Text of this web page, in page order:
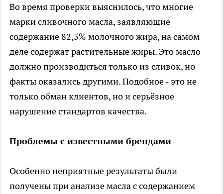
Во время проверки выяснилось, что многие
марки сливочного масла, заявляющие
содержание 82,5% молочного жира, на самом
деле содержат растительные жиры. Это масло
должно производиться только из сливок, но
факты оказались другими. Подобное - это не
только обман клиентов, но и серьёзное
нарушение стандартов качества.
Проблемы с известными брендами
Особенно неприятные результаты были
получены при анализе масла с содержанием